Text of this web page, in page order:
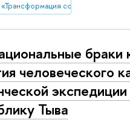
советского
браки
человеческого
Тыва